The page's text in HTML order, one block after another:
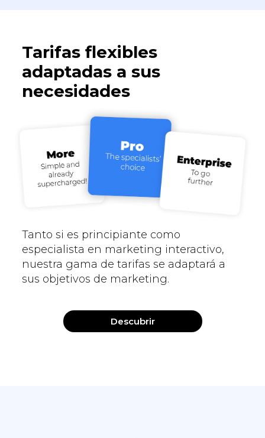
Tarifas flexibles
adaptadas a sus
necesidades
Tanto si es principiante como
especialista en marketing interactivo,
nuestra gama de tarifas se adaptará a
sus objetivos de marketing.
Descubrir